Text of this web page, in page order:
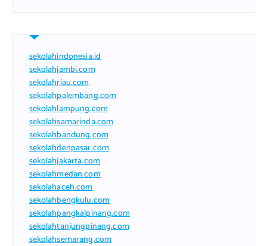
sekolahindonesia.id
sekolahjambi.com
sekolahriau.com
sekolahpalembang.com
sekolahlampung.com
sekolahsamarinda.com
sekolahbandung.com
sekolahdenpasar.com
sekolahjakarta.com
sekolahmedan.com
sekolahaceh.com
sekolahbengkulu.com
sekolahpangkalpinang.com
sekolahtanjungpinang.com
sekolahsemarang.com